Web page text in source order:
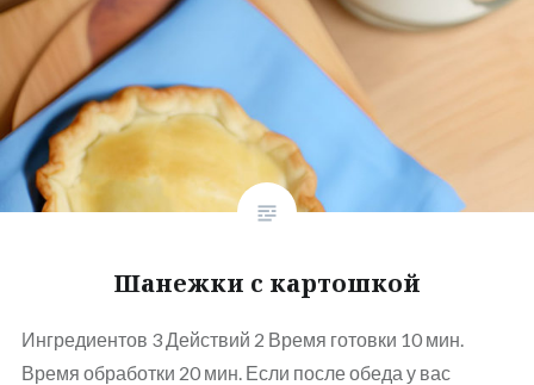
Шанежки с картошкой
Ингредиентов 3 Действий 2 Время готовки 10 мин.
Время обработки 20 мин. Если после обеда у вас